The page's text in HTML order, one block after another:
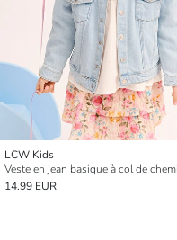
LCW Kids
14.99 EUR